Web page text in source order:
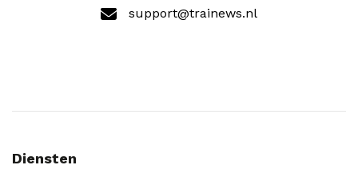
support@trainews.nl
Diensten